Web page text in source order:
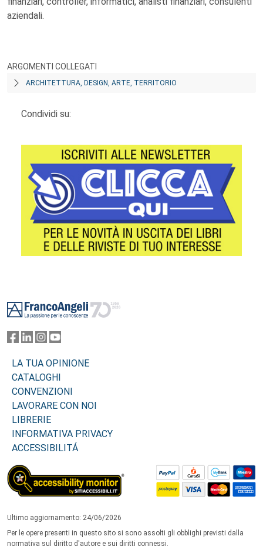
aziendali.
ARGOMENTI COLLEGATI
ARCHITETTURA, DESIGN, ARTE, TERRITORIO
Condividi su:
LA TUA OPINIONE
CATALOGHI
CONVENZIONI
LAVORARE CON NOI
LIBRERIE
INFORMATIVA PRIVACY
ACCESSIBILITÁ
Ultimo aggiornamento: 24/06/2026
Per le opere presenti in questo sito si sono assolti gli obblighi previsti dalla
normativa sul diritto d'autore e sui diritti connessi.